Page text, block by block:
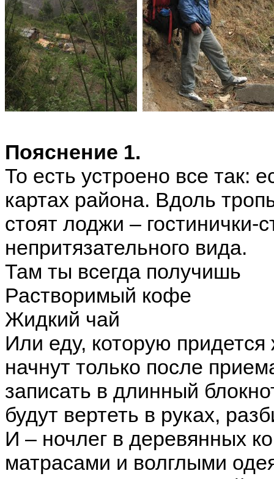
Пояснение 1.
То есть устроено все так:
картах района. Вдоль
стоят лоджи – гостинички-
непритязательного вида.
Там ты всегда получишь
Растворимый кофе
Жидкий чай
Или еду, которую придется
начнут только после
записать в длинный
будут вертеть в руках,
И – ночлег в деревянных
матрасами и волглыми